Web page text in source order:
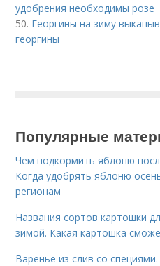
удобрения необходимы розе
50. Георгины на зиму
георгины
Популярные
Чем подкормить яблоню
Когда удобрять яблоню
регионам
Названия сортов картошки
зимой. Какая картошка
Варенье из слив со